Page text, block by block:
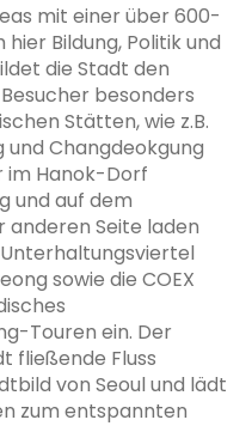
mit einer über 600-
Bildung, Politik und
die Stadt den
besonders
Stätten, wie z.B.
Changdeokgung
im Hanok-Dorf
und auf dem
Seite laden
sowie die COEX
Touren ein. Der
fließende Fluss
von Seoul und lädt
zum entspannten